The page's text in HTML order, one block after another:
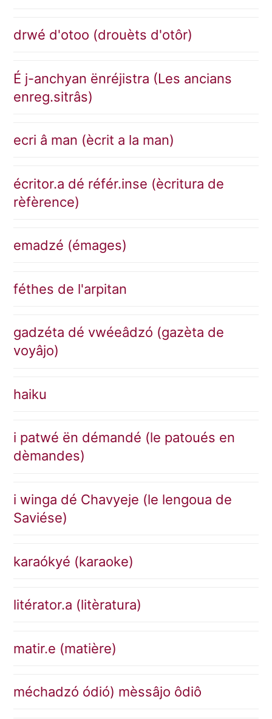
drwé d'otoo (drouèts d'otôr)
É j-anchyan ënréjistra (Les ancians
enreg.sitrâs)
ecri â man (ècrit a la man)
écritor.a dé référ.inse (ècritura de
rèfèrence)
emadzé (émages)
féthes de l'arpitan
gadzéta dé vwéeâdzó (gazèta de
voyâjo)
haiku
i patwé ën démandé (le patoués en
dèmandes)
i winga dé Chavyeje (le lengoua de
Saviése)
karaókyé (karaoke)
litérator.a (litèratura)
matir.e (matière)
méchadzó ódió) mèssâjo ôdiô